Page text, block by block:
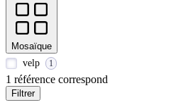
Mosaïque
velp
1
1 référence correspond
Filtrer